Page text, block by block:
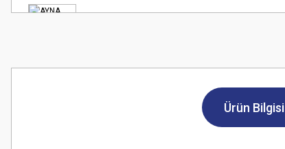
Ürün Bilgisi